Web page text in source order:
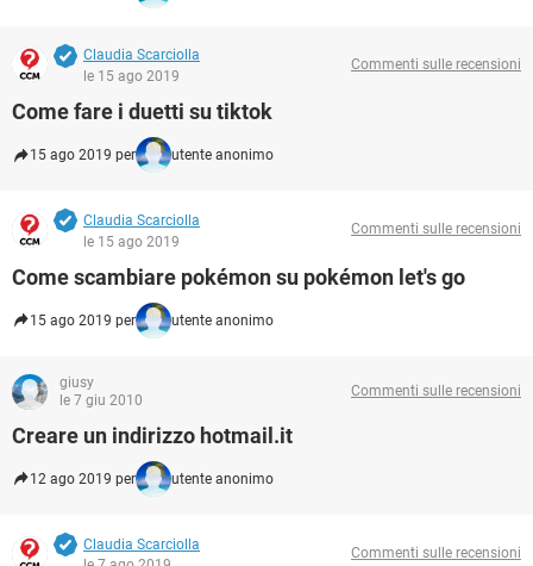
Claudia Scarciolla
le 15 ago 2019
Commenti sulle recensioni
Come fare i duetti su tiktok
15 ago 2019 per utente anonimo
Claudia Scarciolla
le 15 ago 2019
Commenti sulle recensioni
Come scambiare pokémon su pokémon let's go
15 ago 2019 per utente anonimo
giusy
le 7 giu 2010
Commenti sulle recensioni
Creare un indirizzo hotmail.it
12 ago 2019 per utente anonimo
Claudia Scarciolla
Commenti sulle recensioni